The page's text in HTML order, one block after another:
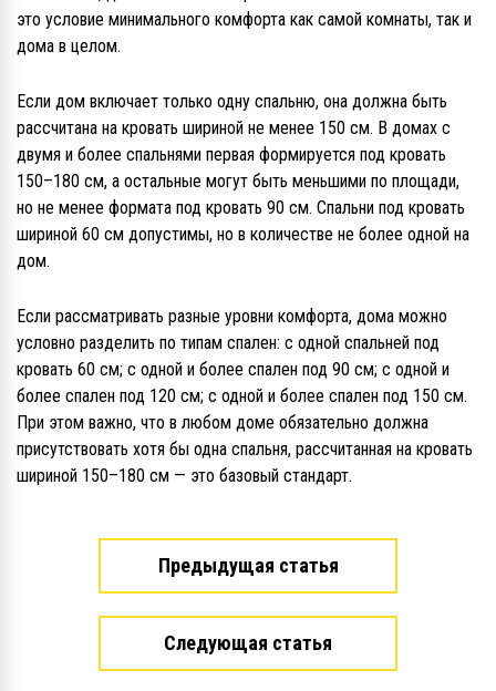
это условие минимального комфорта как самой комнаты, так и
дома в целом.
Если дом включает только одну спальню, она должна быть
рассчитана на кровать шириной не менее 150 см. В домах с
двумя и более спальнями первая формируется под кровать
150–180 см, а остальные могут быть меньшими по площади,
но не менее формата под кровать 90 см. Спальни под кровать
шириной 60 см допустимы, но в количестве не более одной на
дом.
Если рассматривать разные уровни комфорта, дома можно
условно разделить по типам спален: с одной спальней под
кровать 60 см; с одной и более спален под 90 см; с одной и
более спален под 120 см; с одной и более спален под 150 см.
При этом важно, что в любом доме обязательно должна
присутствовать хотя бы одна спальня, рассчитанная на кровать
шириной 150–180 см — это базовый стандарт.
Предыдущая статья
Следующая статья